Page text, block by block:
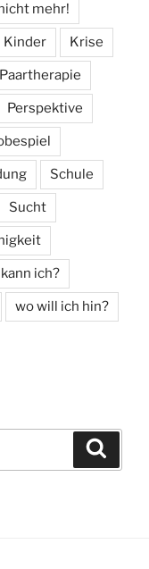
mehr!
Kinder Krise
Paartherapie
Perspektive
Schule
Sucht
ich?
wo will ich hin?